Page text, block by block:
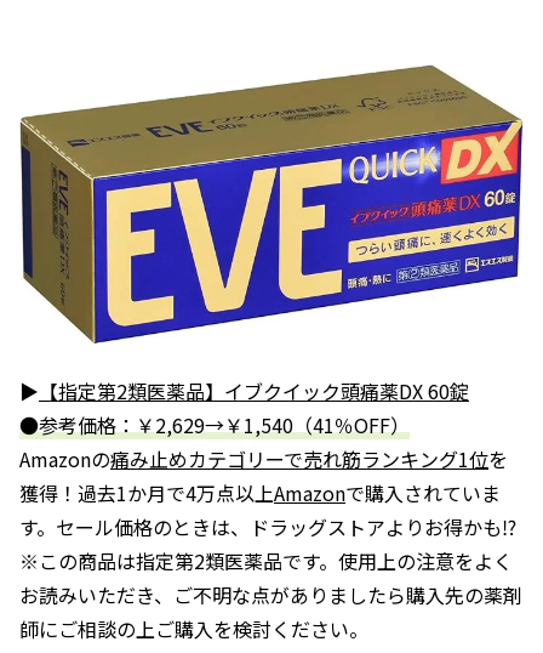
▶ 【指定第2類医薬品】イブクイック頭痛薬DX 60錠
●参考価格：￥2,629→￥1,540（41％OFF）
Amazonの痛み止めカテゴリーで売れ筋ランキング1位を
獲得！過去1か月で4万点以上Amazonで購入されていま
す。セール価格のときは、ドラッグストアよりお得かも⁉
※この商品は指定第2類医薬品です。使用上の注意をよく
お読みいただき、ご不明な点がありましたら購入先の薬剤
師にご相談の上ご購入を検討ください。